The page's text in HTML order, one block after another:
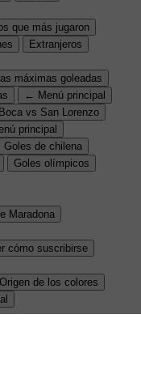
que más jugaron
Extranjeros
Las máximas goleadas
← Menú principal
Boca vs San Lorenzo
principal
Goles de chilena
Goles olímpicos
Maradona
cómo suscribirse
Origen de los colores